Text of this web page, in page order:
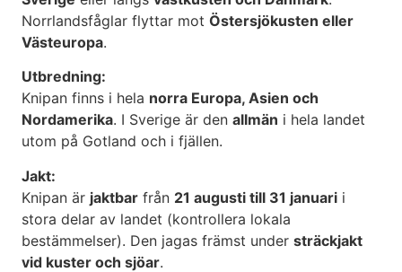
Norrlandsfåglar flyttar mot Östersjökusten eller
Västeuropa.
Utbredning:
Knipan finns i hela norra Europa, Asien och
Nordamerika. I Sverige är den allmän i hela landet
utom på Gotland och i fjällen.
Jakt:
Knipan är jaktbar från 21 augusti till 31 januari i
stora delar av landet (kontrollera lokala
bestämmelser). Den jagas främst under sträckjakt
vid kuster och sjöar.